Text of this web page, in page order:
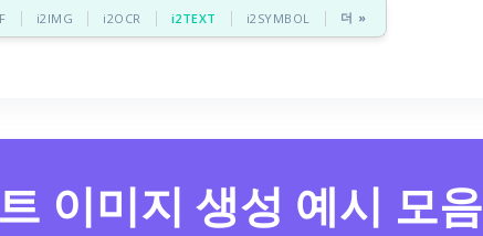
i2IMG i2OCR i2TEXT i2SYMBOL 더 »
이미지 생성 예시 모음